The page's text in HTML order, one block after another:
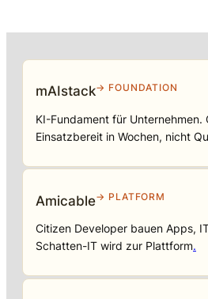
mAIstack→ FOUNDATION
KI-Fundament für Unternehmen.
Einsatzbereit in Wochen, nicht
Amicable→ PLATFORM
Citizen Developer bauen Apps,
Schatten-IT wird zur Plattform.